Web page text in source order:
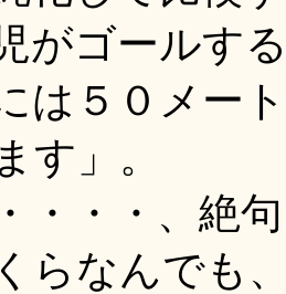
がゴールす
は５０メー
す」。
・・・、絶
らなんでも